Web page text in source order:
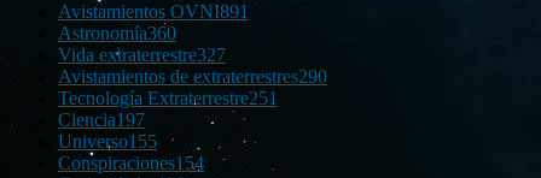
Avistamientos OVNI891
Astronomía360
Vida extraterrestre327
Avistamientos de extraterrestres290
Tecnología Extraterrestre251
Ciencia197
Universo155
Conspiraciones154